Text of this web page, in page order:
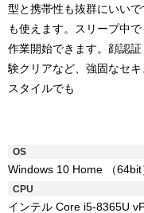
型と携帯性も抜群にいい
も使えます。スリープ中
作業開始できます。顔認
験クリアなど、強固なセ
スタイルでも
OS
Windows 10 Home （64bit
CPU
インテル Core i5-8365U